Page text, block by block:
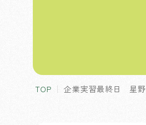
TOP 企業実習最終日 星野